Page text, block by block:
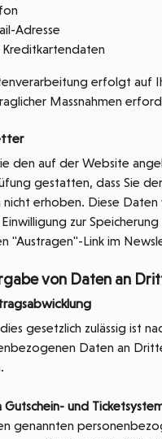
Adresse
erfolgt auf
Massnahmen
den auf der Website
gestatten, dass Sie
erhoben. Diese
zur
"Austragen"-Link im
von Daten an
gesetzlich zulässig ist
Daten an
Gutschein- und
genannten